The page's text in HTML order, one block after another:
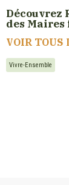
Découvrez
des
VOIR TOUS
Vivre-Ensemble